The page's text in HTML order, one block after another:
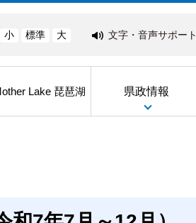
小 標準 大 文字・音声サポート
Lake 琵琶湖 県政情報